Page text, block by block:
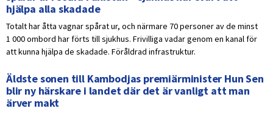
hjälpa alla skadade
Totalt har åtta vagnar spårat ur, och närmare 70 personer av de minst
1 000 ombord har förts till sjukhus. Frivilliga vadar genom en kanal för
att kunna hjälpa de skadade. Föråldrad infrastruktur.
Äldste sonen till Kambodjas premiärminister Hun Sen
blir ny härskare i landet där det är vanligt att man
ärver makt